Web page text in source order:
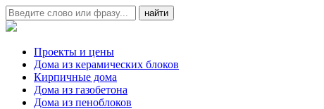
Проекты и цены
Дома из керамических блоков
Кирпичные дома
Дома из газобетона
Дома из пеноблоков